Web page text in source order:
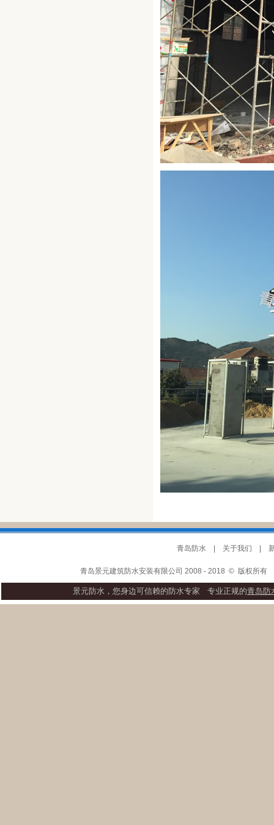
青岛防水| 关于我们
青岛景元建筑防水安装有限公司 2008 - 2018 © 版权所
景元防水，您身边可信赖的防水专家 专业正规的青岛防